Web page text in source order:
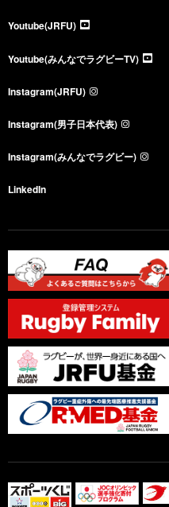
Youtube(JRFU)
Youtube(みんなでラグビーTV)
Instagram(JRFU)
Instagram(男子日本代表)
Instagram(みんなでラグビー)
LinkedIn